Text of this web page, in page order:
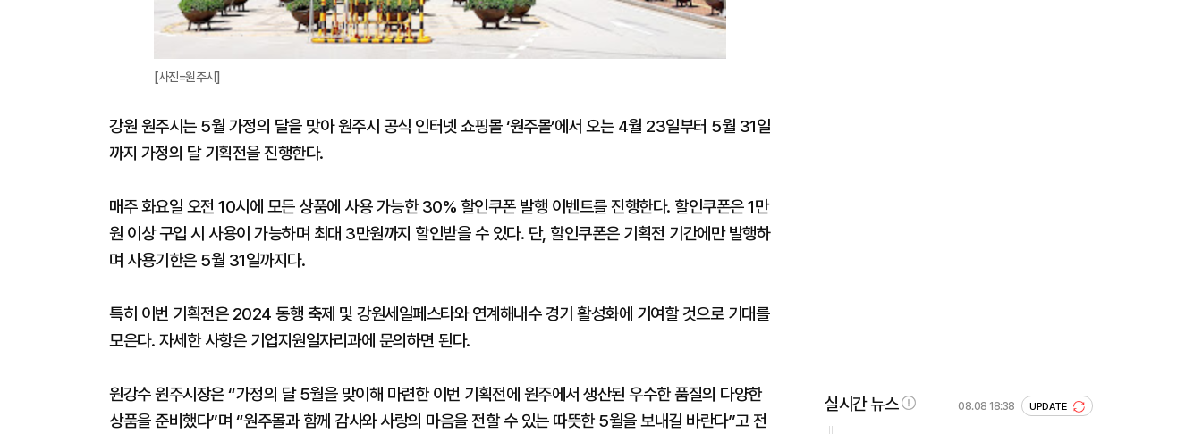
[사진=원주시]
강원 원주시는 5월 가정의 달을 맞아 원주시 공식 인터넷 쇼핑몰 ‘원주몰’에서 오는 4월 23일부터 5월 31일
까지 가정의 달 기획전을 진행한다.
매주 화요일 오전 10시에 모든 상품에 사용 가능한 30% 할인쿠폰 발행 이벤트를 진행한다. 할인쿠폰은 1만
원 이상 구입 시 사용이 가능하며 최대 3만원까지 할인받을 수 있다. 단, 할인쿠폰은 기획전 기간에만 발행하
며 사용기한은 5월 31일까지다.
특히 이번 기획전은 2024 동행 축제 및 강원세일페스타와 연계해내수 경기 활성화에 기여할 것으로 기대를
모은다. 자세한 사항은 기업지원일자리과에 문의하면 된다.
원강수 원주시장은 “가정의 달 5월을 맞이해 마련한 이번 기획전에 원주에서 생산된 우수한 품질의 다양한
상품을 준비했다”며 “원주몰과 함께 감사와 사랑의 마음을 전할 수 있는 따뜻한 5월을 보내길 바란다”고 전
실시간 뉴스 08.08 18:38 UPDATE